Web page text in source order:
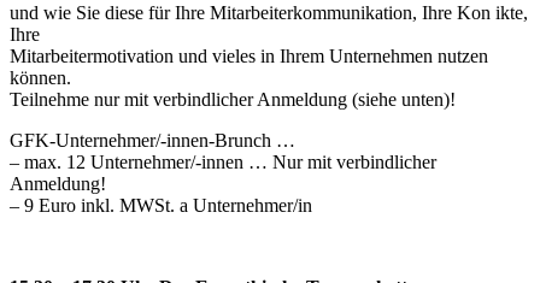
und wie Sie diese für Ihre Mitarbeiterkommunikation, Ihre Kon ikte,
Ihre
Mitarbeitermotivation und vieles in Ihrem Unternehmen nutzen
können.
Teilnehme nur mit verbindlicher Anmeldung (siehe unten)!
GFK-Unternehmer/-innen-Brunch …
– max. 12 Unternehmer/-innen … Nur mit verbindlicher
Anmeldung!
– 9 Euro inkl. MWSt. a Unternehmer/in